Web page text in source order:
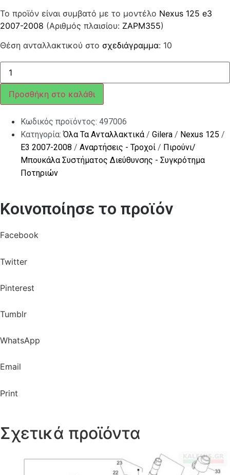
Το προϊόν είναι συμβατό με το μοντέλο Nexus 125 e3
2007-2008 (Αριθμός πλαισίου: ZAPM355)
Θέση ανταλλακτικού στο σχεδιάγραμμα: 10
ΜΠΟΥΚΑΛΑ
ΠΙΡΟΥΝΙΟΥ
Χ7-
Χ8-
Χ9-
EVO
ΔΕΞ
ποσότητα
Προσθήκη στο καλάθι
Κωδικός προϊόντος: 497006
Κατηγορία:Όλα Τα Ανταλλακτικά/ Gilera / Nexus 125 /
E3 2007-2008 / Αναρτήσεις - Τροχοί / Πιρούνι/
Μπουκάλα Συστήματος Διεύθυνσης - Συγκρότημα
Ποτηριών
Κοινοποίησε το προϊόν
Facebook
Twitter
Pinterest
Tumblr
WhatsApp
Email
Print
Σχετικά προϊόντα